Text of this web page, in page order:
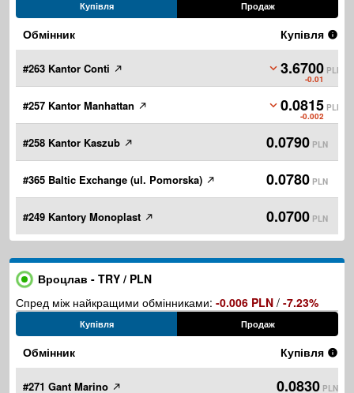
Купівля Продаж
Обмінник Купівля
#263 Kantor Conti 3.6700
-0.01
PLN
#257 Kantor Manhattan 0.0815
-0.002
PLN
#258 Kantor Kaszub 0.0790 PLN
#365 Baltic Exchange (ul. Pomorska) 0.0780 PLN
#249 Kantory Monoplast 0.0700 PLN
Вроцлав - TRY / PLN
Спред між найкращими обмінниками: -0.006 PLN / -7.23%
Купівля Продаж
Обмінник Купівля
#271 Gant Marino 0.0830 PLN